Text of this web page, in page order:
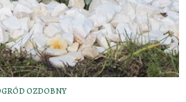
OZDOBNY